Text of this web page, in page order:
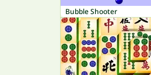
Bubble Shooter